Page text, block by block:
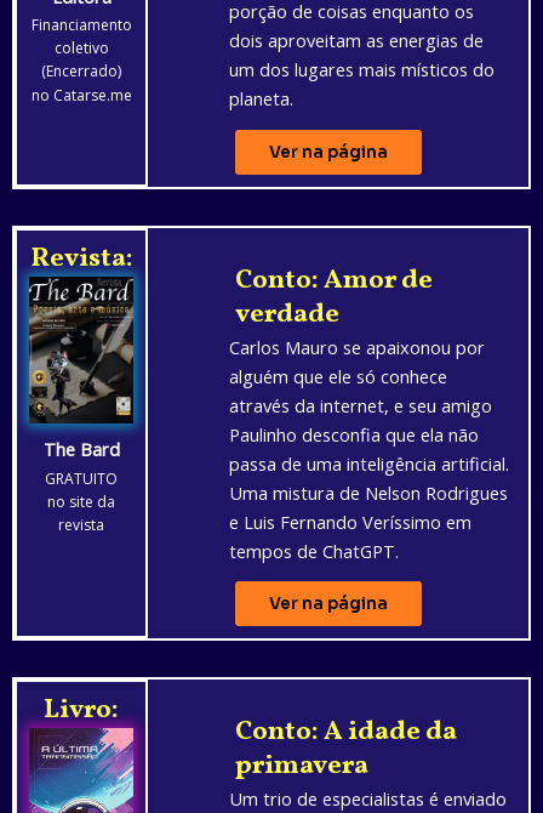
Financiamento
coletivo
(Encerrado)
no Catarse.me
porção de coisas enquanto os
dois aproveitam as energias de
um dos lugares mais místicos do
planeta.
Ver na página
Revista:
The Bard
GRATUITO
no site da
revista
Conto: Amor de
verdade
Carlos Mauro se apaixonou por
alguém que ele só conhece
através da internet, e seu amigo
Paulinho desconfia que ela não
passa de uma inteligência artificial.
Uma mistura de Nelson Rodrigues
e Luis Fernando Veríssimo em
tempos de ChatGPT.
Ver na página
Livro:
Conto: A idade da
primavera
Um trio de especialistas é enviado